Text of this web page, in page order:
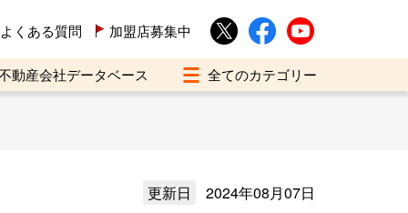
よくある質問 加盟店募集中
動産会社データベース
更新日 2024年08月07日